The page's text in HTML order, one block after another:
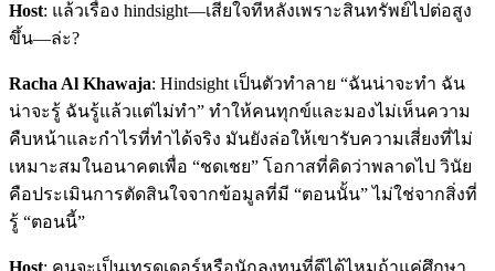
Host: แล้วเรื่อง hindsight—เสียใจทีหลังเพราะสินทรัพย์ไปต่อสูง
ขึ้น—ล่ะ?
Racha Al Khawaja: Hindsight เป็นตัวทำลาย “ฉันน่าจะทำ ฉัน
น่าจะรู้ ฉันรู้แล้วแต่ไม่ทำ” ทำให้คนทุกข์และมองไม่เห็นความ
คืบหน้าและกำไรที่ทำได้จริง มันยังล่อให้เขารับความเสี่ยงที่ไม่
เหมาะสมในอนาคตเพื่อ “ชดเชย” โอกาสที่คิดว่าพลาดไป วินัย
คือประเมินการตัดสินใจจากข้อมูลที่มี “ตอนนั้น” ไม่ใช่จากสิ่งที่
รู้ “ตอนนี้”